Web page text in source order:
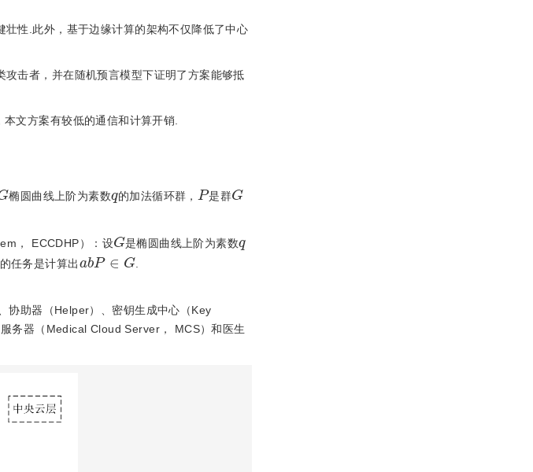
壮性.此外，基于边缘计算的架构不仅降低了中心
攻击者，并在随机预言模型下证明了方案能够抵
本文方案有较低的通信和计算开销.
G
椭圆曲线上阶为素数 的加法循环群，
P
是群
G
， ECCDHP）：设
G
是椭圆曲线上阶为素数
任务是计算出
a bP G
协助器（Helper）、密钥生成中心（Key
务器（Medical Cloud Server， MCS）和医生